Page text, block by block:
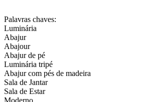
Palavras chaves:
Luminária
Abajur
Abajour
Abajur de pé
Luminária tripé
Abajur com pés de madeira
Sala de Jantar
Sala de Estar